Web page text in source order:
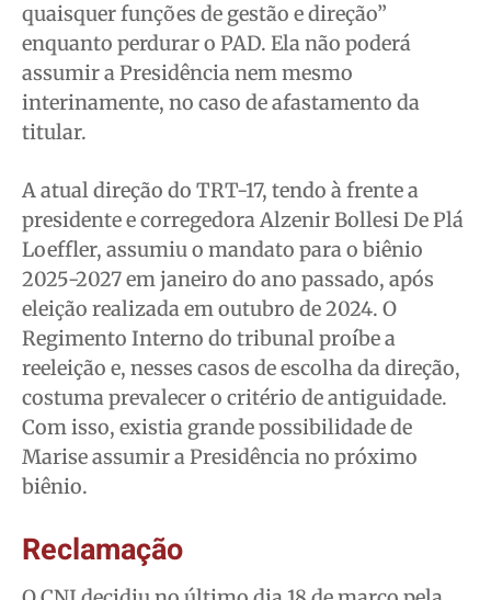
quaisquer funções de gestão e direção”
enquanto perdurar o PAD. Ela não poderá
assumir a Presidência nem mesmo
interinamente, no caso de afastamento da
titular.
A atual direção do TRT-17, tendo à frente a
presidente e corregedora Alzenir Bollesi De Plá
Loeffler, assumiu o mandato para o biênio
2025-2027 em janeiro do ano passado, após
eleição realizada em outubro de 2024. O
Regimento Interno do tribunal proíbe a
reeleição e, nesses casos de escolha da direção,
costuma prevalecer o critério de antiguidade.
Com isso, existia grande possibilidade de
Marise assumir a Presidência no próximo
biênio.
Reclamação